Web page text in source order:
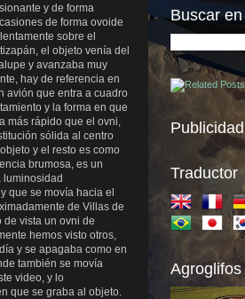
y de forma
de forma ovoide
sobre el
el objeto venía del
y avanzaba muy
hay de referencia en
avión que entra a cuadro
y la forma en que
más rápido que el ovni,
sólida al centro
y el resto es como
brumosa, es un
luminosidad
que se movía hacia el
de Villas de
de vista un ovni de
hemos visto otros,
y se apagaba como en
también se movía
video, y lo
que se graba al objeto.
Buscar
Publicidad
Traductor
Agroglifos